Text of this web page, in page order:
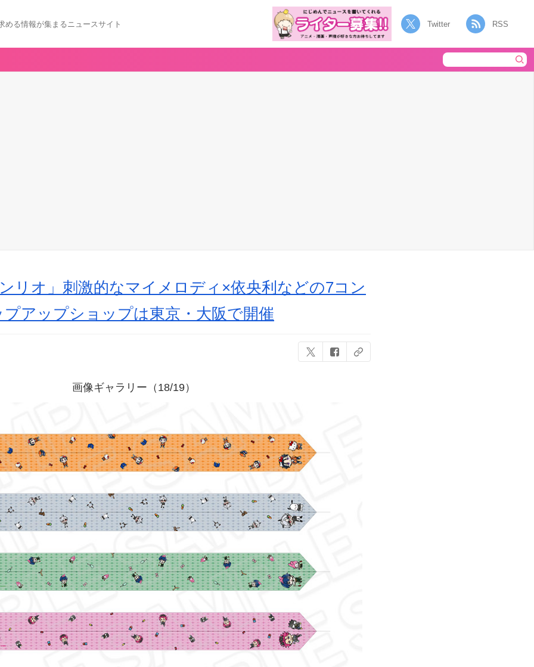
める情報が集まるニュースサイト Twitter RSS
リオ」刺激的なマイメロディ×依央利などの7コン
アップショップは東京・大阪で開催
画像ギャラリー（18/19）